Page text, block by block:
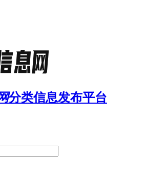
分类信息发布平台